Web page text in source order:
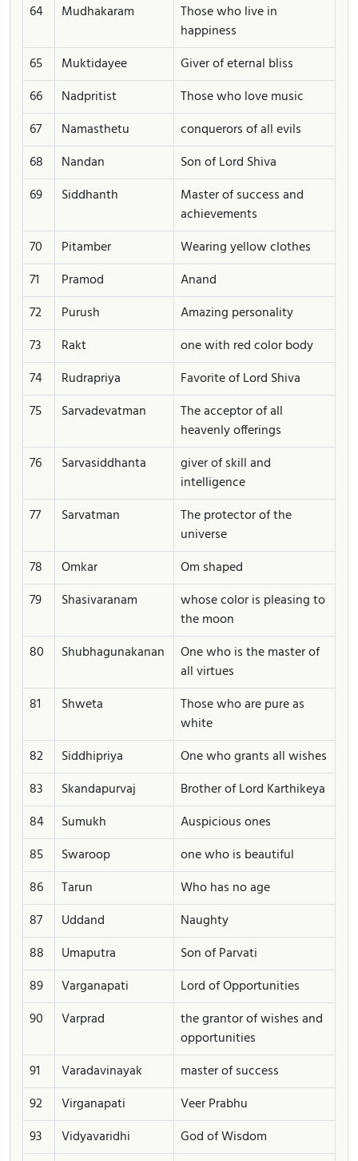
64
Mudhakaram
Those who live in
happiness
65
Muktidayee
Giver of eternal bliss
66
Nadpritist
Those who love music
67
Namasthetu
conquerors of all evils
68
Nandan
Son of Lord Shiva
69
Siddhanth
Master of success and
achievements
70
Pitamber
Wearing yellow clothes
71
Pramod
Anand
72
Purush
Amazing personality
73
Rakt
one with red color body
74
Rudrapriya
Favorite of Lord Shiva
75
Sarvadevatman
The acceptor of all
heavenly offerings
76
Sarvasiddhanta
giver of skill and
intelligence
77
Sarvatman
The protector of the
universe
78
Omkar
Om shaped
79
Shasivaranam
whose color is pleasing to
the moon
80
Shubhagunakanan
One who is the master of
all virtues
81
Shweta
Those who are pure as
white
82
Siddhipriya
One who grants all wishes
83
Skandapurvaj
Brother of Lord Karthikeya
84
Sumukh
Auspicious ones
85
Swaroop
one who is beautiful
86
Tarun
Who has no age
87
Uddand
Naughty
88
Umaputra
Son of Parvati
89
Varganapati
Lord of Opportunities
90
Varprad
the grantor of wishes and
opportunities
91
Varadavinayak
master of success
92
Virganapati
Veer Prabhu
93
Vidyavaridhi
God of Wisdom